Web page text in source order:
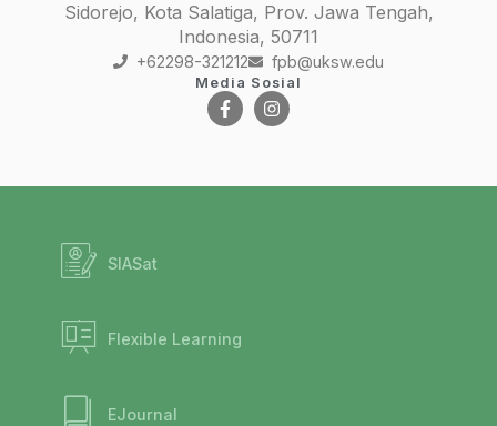
Sidorejo, Kota Salatiga, Prov. Jawa Tengah,
Indonesia, 50711
+62298-321212 fpb@uksw.edu
Media Sosial
SIASat
Flexible Learning
EJournal